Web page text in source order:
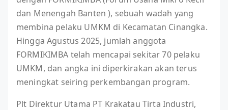
dan Menengah Banten ), sebuah wadah yang
membina pelaku UMKM di Kecamatan Cinangka.
Hingga Agustus 2025, jumlah anggota
FORMIKIMBA telah mencapai sekitar 70 pelaku
UMKM, dan angka ini diperkirakan akan terus
meningkat seiring perkembangan program.
Plt Direktur Utama PT Krakatau Tirta Industri,